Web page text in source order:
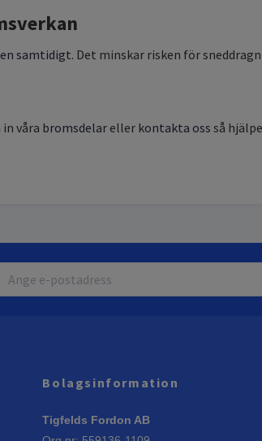
samtidigt. Det minskar risken för
våra bromsdelar eller kontakta oss så
Bolagsinformation
Tigfelds Fordon AB